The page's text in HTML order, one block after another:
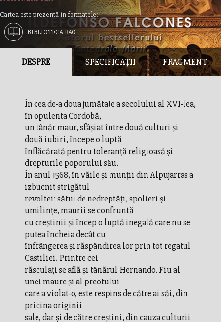
Cartea este prezentă în formatele:
BIBLIOTECA RAO
DESPRE SPECIFICAȚII FRAGMENT
În cea de-a doua jumătate a secolului al XVI-lea,
în opulenta Cordobă,
un tânăr maur, sfâşiat între două culturi şi
două iubiri, începe o luptă
înflăcărată pentru toleranţă religioasă şi
drepturile poporului său.
În anul 1568, în văile şi munţii din Alpujarras a
izbucnit strigătul
revoltei: sătui de nedreptăţi, spolieri şi
umilinţe, maurii se confruntă
cu creştinii şi încep o luptă inegală care nu se
putea încheia decât cu
înfrângerea şi răspândirea lor prin tot regatul
Castiliei. Printre cei
răsculaţi se află şi tânărul Hernando. Fiu al
unei maure şi al preotului
care a violat-o, este respins de către ai săi, din
pricina originii
sale, dar şi de către creştini, din cauza culturii